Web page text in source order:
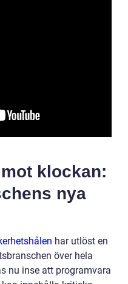
klockan:
nya
har utlöst en
över hela
nu inse att programvara